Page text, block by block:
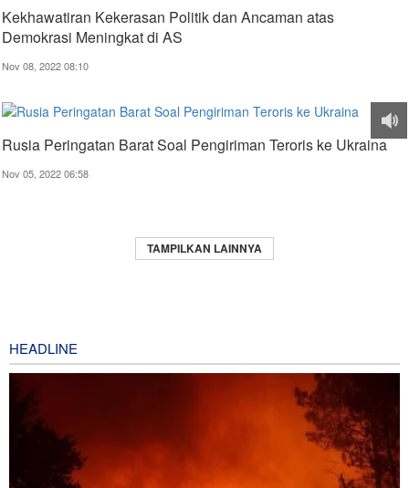
Kekhawatiran Kekerasan Politik dan Ancaman atas
Demokrasi Meningkat di AS
Nov 08, 2022 08:10
Rusia Peringatan Barat Soal Pengiriman Teroris ke Ukraina
Nov 05, 2022 06:58
TAMPILKAN LAINNYA
HEADLINE